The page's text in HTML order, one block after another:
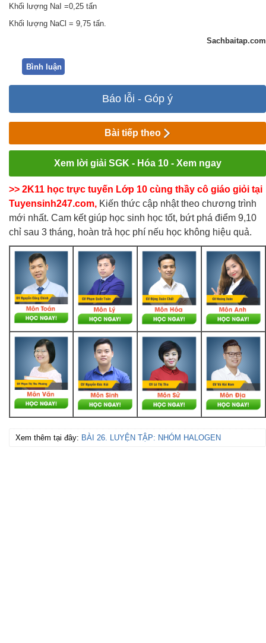
Khối lượng NaI =0,25 tấn
Khối lượng NaCl = 9,75 tấn.
Sachbaitap.com
Bình luận
Báo lỗi - Góp ý
Bài tiếp theo
Xem lời giải SGK - Hóa 10 - Xem ngay
>> 2K11 học trực tuyến Lớp 10 cùng thầy cô giáo giỏi tại
Tuyensinh247.com, Kiến thức cập nhật theo chương trình
mới nhất. Cam kết giúp học sinh học tốt, bứt phá điểm 9,10
chỉ sau 3 tháng, hoàn trả học phí nếu học không hiệu quả.
Xem thêm tại đây: BÀI 26. LUYỆN TẬP: NHÓM HALOGEN